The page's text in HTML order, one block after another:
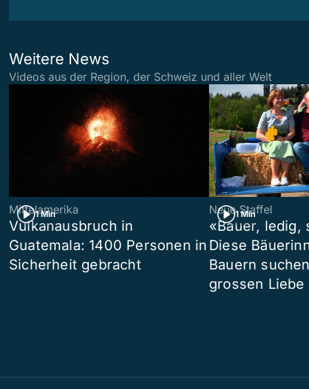
Weitere News
Videos aus der Region, der Schweiz und aller Welt
1 Min
Mittelamerika
Vulkanausbruch in
Guatemala: 1400 Personen in
Sicherheit gebracht
1 Min
Neue Staffel
«Bauer, ledig,
Diese
Bauern
grossen Liebe